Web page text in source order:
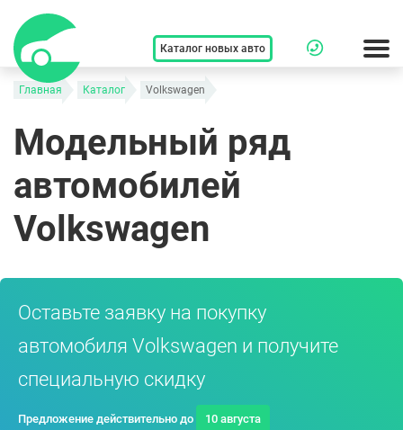
Каталог новых авто
Главная Каталог Volkswagen
Модельный ряд
автомобилей
Volkswagen
Оставьте заявку на покупку
автомобиля Volkswagen и получите
специальную скидку
Предложение действительно до 10 августа